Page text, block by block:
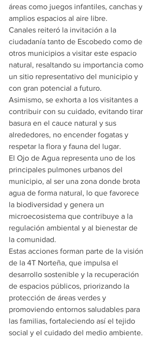
áreas como juegos infantiles, canchas y
amplios espacios al aire libre.
Canales reiteró la invitación a la
ciudadanía tanto de Escobedo como de
otros municipios a visitar este espacio
natural, resaltando su importancia como
un sitio representativo del municipio y
con gran potencial a futuro.
Asimismo, se exhorta a los visitantes a
contribuir con su cuidado, evitando tirar
basura en el cauce natural y sus
alrededores, no encender fogatas y
respetar la flora y fauna del lugar.
El Ojo de Agua representa uno de los
principales pulmones urbanos del
municipio, al ser una zona donde brota
agua de forma natural, lo que favorece
la biodiversidad y genera un
microecosistema que contribuye a la
regulación ambiental y al bienestar de
la comunidad.
Estas acciones forman parte de la visión
de la 4T Norteña, que impulsa el
desarrollo sostenible y la recuperación
de espacios públicos, priorizando la
protección de áreas verdes y
promoviendo entornos saludables para
las familias, fortaleciendo así el tejido
social y el cuidado del medio ambiente.